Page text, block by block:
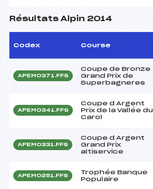
Résultats Alpin 2014
Codex Course
APEM0371.FFS
Coupe de Bronze
Grand Prix de
Superbagneres
APEM0341.FFS
Coupe d Argent
Prix de la Vallée du
Carol
APEM0331.FFS
Coupe d Argent
Grand Prix
altiservice
APEM0251.FFS
Trophée Banque
Populaire